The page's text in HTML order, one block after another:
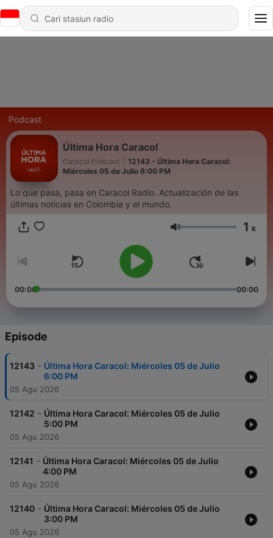
Podcast
Última Hora Caracol
Caracol Pódcast
12143 - Última Hora Caracol:
Miércoles 05 de Julio 6:00 PM
Lo que pasa, pasa en Caracol Radio. Actualización de las
últimas noticias en Colombia y el mundo.
Volume 1 x
00:00 00:00
Episode
12143 - Última Hora Caracol: Miércoles 05 de Julio
6:00 PM
05 Agu 2026
12142 - Última Hora Caracol: Miércoles 05 de Julio
5:00 PM
05 Agu 2026
12141 - Última Hora Caracol: Miércoles 05 de Julio
4:00 PM
05 Agu 2026
12140 - Última Hora Caracol: Miércoles 05 de Julio
3:00 PM
05 Agu 2026